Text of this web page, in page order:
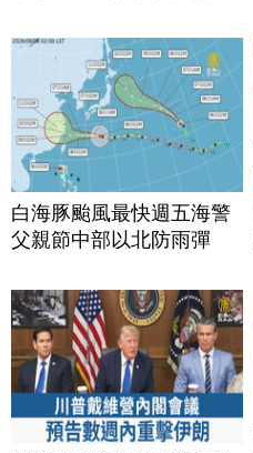
白海豚颱風最快週五海警
父親節中部以北防雨彈